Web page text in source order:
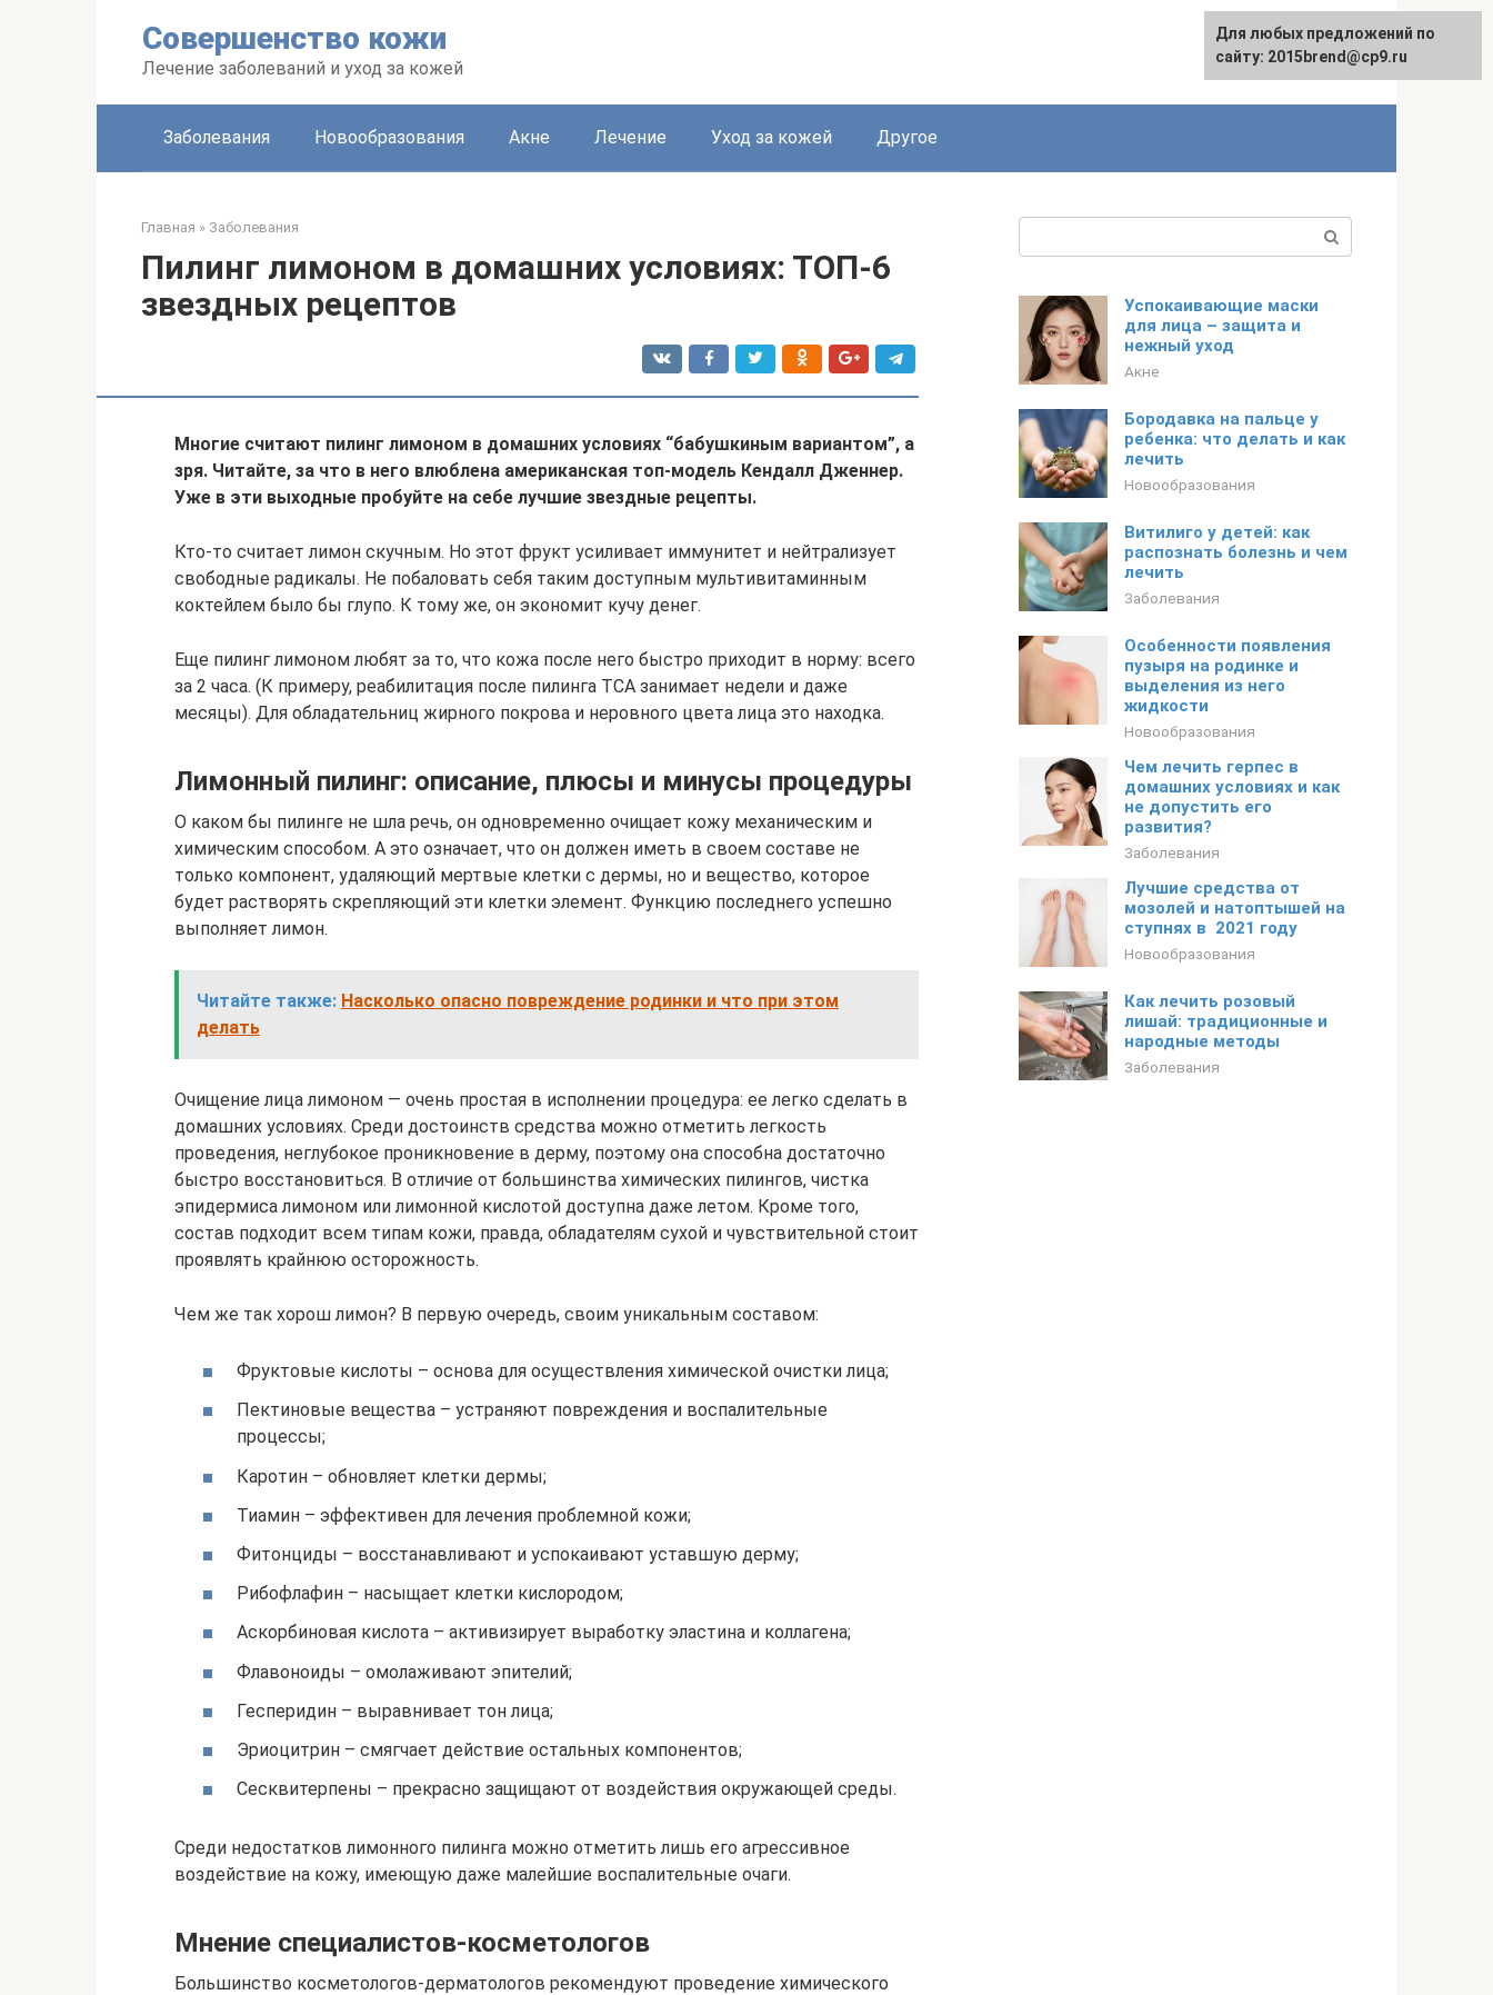
Совершенство кожи
Лечение заболеваний и уход за кожей
Заболевания Новообразования Акне Лечение Уход за кожей Другое
Главная » Заболевания
Пилинг лимоном в домашних условиях: ТОП-6
звездных рецептов
Многие считают пилинг лимоном в домашних условиях “бабушкиным вариантом”, а
зря. Читайте, за что в него влюблена американская топ-модель Кендалл Дженнер.
Уже в эти выходные пробуйте на себе лучшие звездные рецепты.
Кто-то считает лимон скучным. Но этот фрукт усиливает иммунитет и нейтрализует
свободные радикалы. Не побаловать себя таким доступным мультивитаминным
коктейлем было бы глупо. К тому же, он экономит кучу денег.
Еще пилинг лимоном любят за то, что кожа после него быстро приходит в норму: всего
за 2 часа. (К примеру, реабилитация после пилинга ТСА занимает недели и даже
месяцы). Для обладательниц жирного покрова и неровного цвета лица это находка.
Лимонный пилинг: описание, плюсы и минусы процедуры
О каком бы пилинге не шла речь, он одновременно очищает кожу механическим и
химическим способом. А это означает, что он должен иметь в своем составе не
только компонент, удаляющий мертвые клетки с дермы, но и вещество, которое
будет растворять скрепляющий эти клетки элемент. Функцию последнего успешно
выполняет лимон.
Читайте также: Насколько опасно повреждение родинки и что при этом
делать
Очищение лица лимоном — очень простая в исполнении процедура: ее легко сделать в
домашних условиях. Среди достоинств средства можно отметить легкость
проведения, неглубокое проникновение в дерму, поэтому она способна достаточно
быстро восстановиться. В отличие от большинства химических пилингов, чистка
эпидермиса лимоном или лимонной кислотой доступна даже летом. Кроме того,
состав подходит всем типам кожи, правда, обладателям сухой и чувствительной стоит
проявлять крайнюю осторожность.
Чем же так хорош лимон? В первую очередь, своим уникальным составом:
Фруктовые кислоты – основа для осуществления химической очистки лица;
Пектиновые вещества – устраняют повреждения и воспалительные
процессы;
Каротин – обновляет клетки дермы;
Тиамин – эффективен для лечения проблемной кожи;
Фитонциды – восстанавливают и успокаивают уставшую дерму;
Рибофлафин – насыщает клетки кислородом;
Аскорбиновая кислота – активизирует выработку эластина и коллагена;
Флавоноиды – омолаживают эпителий;
Гесперидин – выравнивает тон лица;
Эриоцитрин – смягчает действие остальных компонентов;
Сесквитерпены – прекрасно защищают от воздействия окружающей среды.
Среди недостатков лимонного пилинга можно отметить лишь его агрессивное
воздействие на кожу, имеющую даже малейшие воспалительные очаги.
Мнение специалистов-косметологов
Большинство косметологов-дерматологов рекомендуют проведение химического
Успокаивающие маски
для лица – защита и
нежный уход
Акне
Бородавка на пальце у
ребенка: что делать и как
лечить
Новообразования
Витилиго у детей: как
распознать болезнь и чем
лечить
Заболевания
Особенности появления
пузыря на родинке и
выделения из него
жидкости
Новообразования
Чем лечить герпес в
домашних условиях и как
не допустить его
развития?
Заболевания
Лучшие средства от
мозолей и натоптышей на
ступнях в 2021 году
Новообразования
Как лечить розовый
лишай: традиционные и
народные методы
Заболевания
Для любых предложений по
сайту: 2015brend@cp9.ru